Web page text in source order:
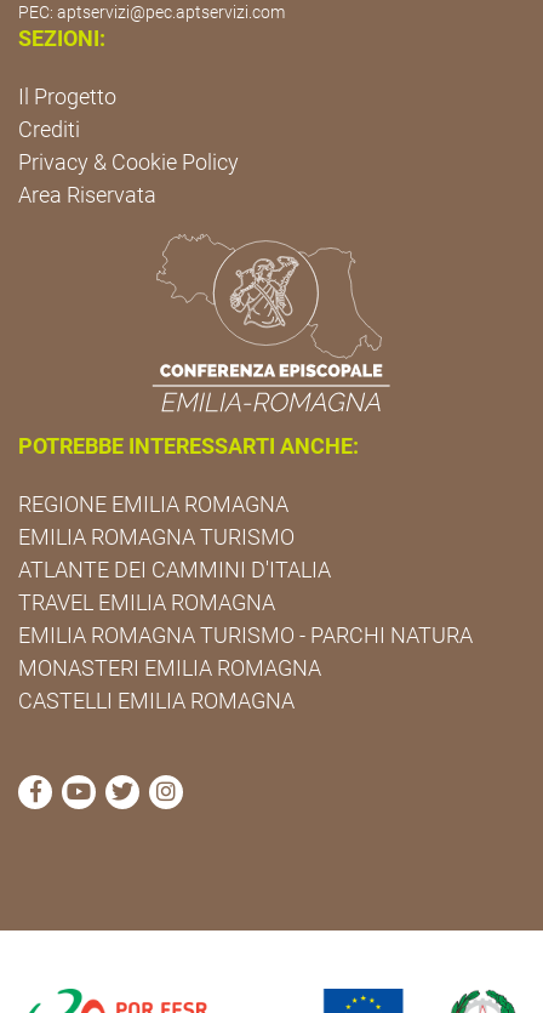
PEC: aptservizi@pec.aptservizi.com
SEZIONI:
Il Progetto
Crediti
Privacy & Cookie Policy
Area Riservata
POTREBBE INTERESSARTI ANCHE:
REGIONE EMILIA ROMAGNA
EMILIA ROMAGNA TURISMO
ATLANTE DEI CAMMINI D'ITALIA
TRAVEL EMILIA ROMAGNA
EMILIA ROMAGNA TURISMO - PARCHI NATURA
MONASTERI EMILIA ROMAGNA
CASTELLI EMILIA ROMAGNA
visita la pagina Facebook di Cammini Emilia-
visita la pagina YouTube di Cammini Emilia-
visita la pagina Twitter di Cammini Emilia-
visita la pagina Instagram di Cammini